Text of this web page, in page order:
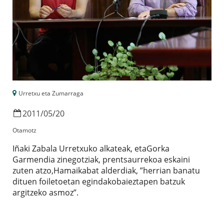
Urretxu eta Zumarraga
2011/05/20
Otamotz
Iñaki Zabala Urretxuko alkateak, etaGorka
Garmendia zinegotziak, prentsaurrekoa eskaini
zuten atzo,Hamaikabat alderdiak, ”herrian banatu
dituen foiletoetan egindakobaieztapen batzuk
argitzeko asmoz”.